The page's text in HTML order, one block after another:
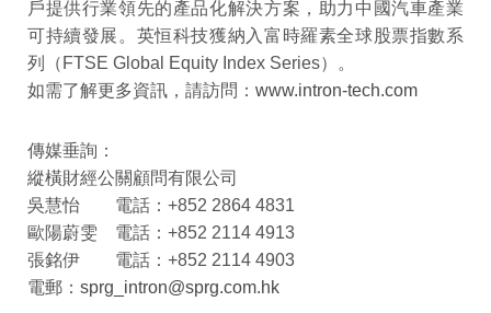
戶提供行業領先的產品化解決方案，助力中國汽車產業
可持續發展。英恒科技獲納入富時羅素全球股票指數系
列（FTSE Global Equity Index Series）。
如需了解更多資訊，請訪問： www.intron-tech.com
傳媒垂詢：
縱橫財經公關顧問有限公司
吳慧怡 電話：+852 2864 4831
歐陽蔚雯 電話：+852 2114 4913
張銘伊 電話：+852 2114 4903
電郵： sprg_intron@sprg.com.hk